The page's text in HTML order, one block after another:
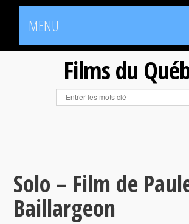
MENU
Films du
Solo – Film de
Baillargeon